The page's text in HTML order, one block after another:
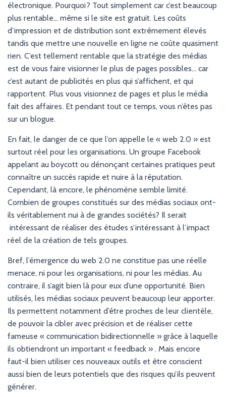
électronique. Pourquoi? Tout simplement car c’est beaucoup
plus rentable… même si le site est gratuit. Les coûts
d’impression et de distribution sont extrêmement élevés
tandis que mettre une nouvelle en ligne ne coûte quasiment
rien. C’est tellement rentable que la stratégie des médias
est de vous faire visionner le plus de pages possibles… car
c’est autant de publicités en plus qui s’affichent, et qui
rapportent. Plus vous visionnez de pages et plus le média
fait des affaires. Et pendant tout ce temps, vous n’êtes pas
sur un blogue.
En fait, le danger de ce que l’on appelle le « web 2.0 » est
surtout réel pour les organisations. Un groupe Facebook
appelant au boycott ou dénonçant certaines pratiques peut
connaître un succès rapide et nuire à la réputation.
Cependant, là encore, le phénomène semble limité.
Combien de groupes constitués sur des médias sociaux ont-
ils véritablement nui à de grandes sociétés? Il serait
intéressant de réaliser des études s’intéressant à l’impact
réel de la création de tels groupes.
Bref, l’émergence du web 2.0 ne constitue pas une réelle
menace, ni pour les organisations, ni pour les médias. Au
contraire, il s’agit bien là pour eux d’une opportunité. Bien
utilisés, les médias sociaux peuvent beaucoup leur apporter.
Ils permettent notamment d’être proches de leur clientèle,
de pouvoir la cibler avec précision et de réaliser cette
fameuse « communication bidirectionnelle » grâce à laquelle
ils obtiendront un important « feedback » . Mais encore
faut-il bien utiliser ces nouveaux outils et être conscient
aussi bien de leurs potentiels que des risques qu’ils peuvent
générer.